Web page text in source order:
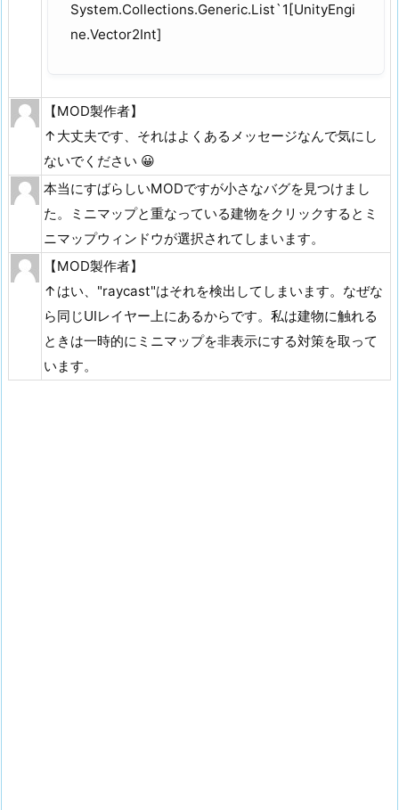
System.Collections.Generic.List`1[UnityEngi
ne.Vector2Int]
【MOD製作者】
↑大丈夫です、それはよくあるメッセージなんで気にし
ないでください 😀
本当にすばらしいMODですが小さなバグを見つけまし
た。ミニマップと重なっている建物をクリックするとミ
ニマップウィンドウが選択されてしまいます。
【MOD製作者】
↑はい、"raycast"はそれを検出してしまいます。なぜな
ら同じUIレイヤー上にあるからです。私は建物に触れる
ときは一時的にミニマップを非表示にする対策を取って
います。